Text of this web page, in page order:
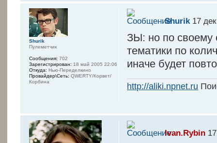
}
Shurik17
ЗЫ: но по своему
тематики по
иначе будет
http://aliki.npnet.ru
Shurik
Пулеметчик
Сообщения: 702
Зарегистрирован: 18 май 2005 22:06
Откуда: Нью-Переделкино
Провайдер\Сеть: QWERTY/Корвет/
Корбина
Ivan.Rybin